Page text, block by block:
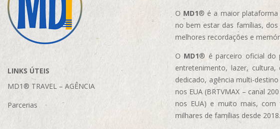
LINKS ÚTEIS
MD1® TRAVEL – AGÊNCIA
Parcerias
O MD1® é a maior plataforma
no bem estar das famílias,
melhores recordações e
O MD1® é parceiro oficial do
entretenimento, lazer,
dedicado, agência multi-
nos EUA (BRTVMAX – canal
nos EUA) e muito mais, com
milhares de famílias desde 2018.